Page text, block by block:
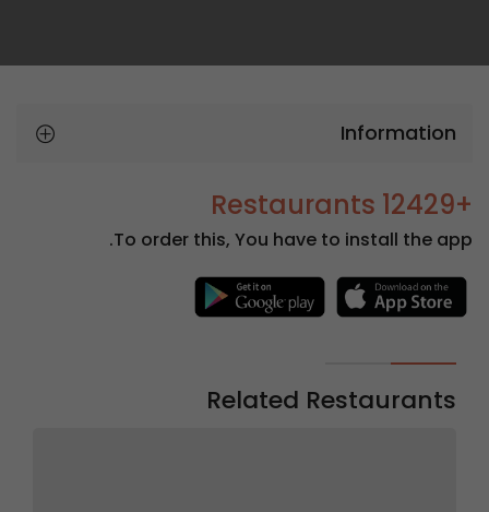
Information
+12429 Restaurants
To order this, You have to install the app.
Related Restaurants